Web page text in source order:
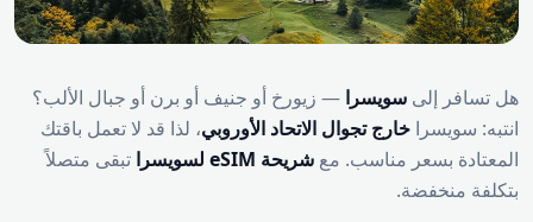
هل تسافر إلى سويسرا — زيورخ أو جنيف أو برن أو جبال الألب؟
انتبه: سويسرا خارج تجوال الاتحاد الأوروبي، لذا قد لا تعمل باقتك
المعتادة بسعر مناسب. مع شريحة eSIM لسويسرا
تبقى متصلاً
بتكلفة منخفضة.